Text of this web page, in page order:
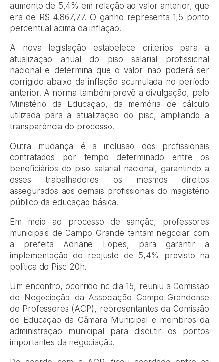
aumento de 5,4% em relação ao valor anterior, que
era de R$ 4.867,77. O ganho representa 1,5 ponto
percentual acima da inflação.
A nova legislação estabelece critérios para a
atualização anual do piso salarial profissional
nacional e determina que o valor não poderá ser
corrigido abaixo da inflação acumulada no período
anterior. A norma também prevê a divulgação, pelo
Ministério da Educação, da memória de cálculo
utilizada para a atualização do piso, ampliando a
transparência do processo.
Outra mudança é a inclusão dos profissionais
contratados por tempo determinado entre os
beneficiários do piso salarial nacional, garantindo a
esses trabalhadores os mesmos direitos
assegurados aos demais profissionais do magistério
público da educação básica.
Em meio ao processo de sanção, professores
municipais de Campo Grande tentam negociar com
a prefeita Adriane Lopes, para garantir a
implementação do reajuste de 5,4% previsto na
política do Piso 20h.
Um encontro, ocorrido no dia 15, reuniu a Comissão
de Negociação da Associação Campo-Grandense
de Professores (ACP), representantes da Comissão
de Educação da Câmara Municipal e membros da
administração municipal para discutir os pontos
importantes da negociação.